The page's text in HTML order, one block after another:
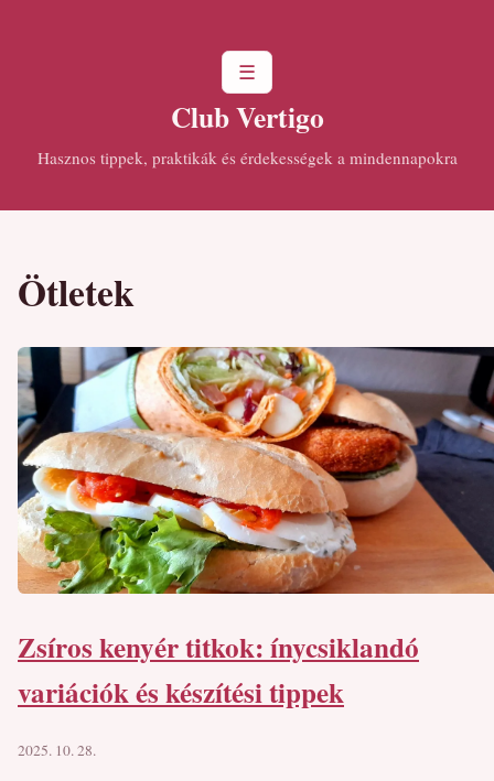
☰
Club Vertigo
Hasznos tippek, praktikák és érdekességek a mindennapokra
Ötletek
Zsíros kenyér titkok: ínycsiklandó
variációk és készítési tippek
2025. 10. 28.